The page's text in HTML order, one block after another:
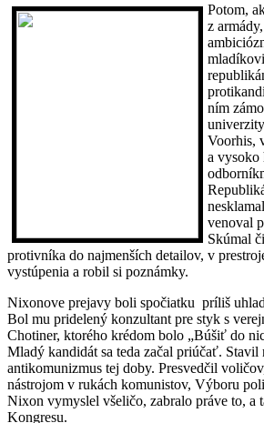
Potom,
z
ním
Voorhis,
a vysoko
venoval
Skúmal
protivníka do najmenších detailov, v
vystúpenia a robil si poznámky.
Nixonove prejavy boli spočiatku príliš
Bol mu pridelený konzultant pre styk s
Chotiner, ktorého krédom bolo „Búšiť do
Mladý kandidát sa teda začal priúčať. Stavil
antikomunizmus tej doby. Presvedčil
nástrojom v rukách komunistov, Výboru
Nixon vymyslel všeličo, zabralo práve to, a
Kongresu.